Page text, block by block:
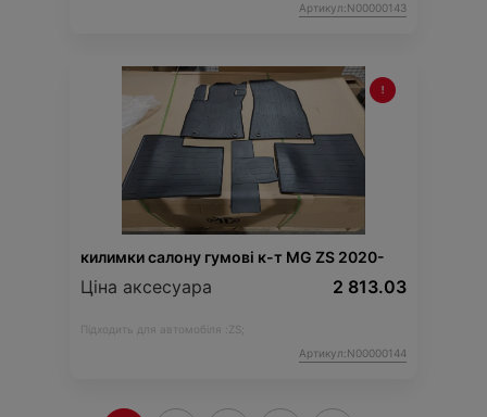
Артикул:N00000143
килимки салону гумові к-т MG ZS 2020-
Ціна аксесуара 2 813.03
Підходить для автомобіля : ZS;
Артикул:N00000144